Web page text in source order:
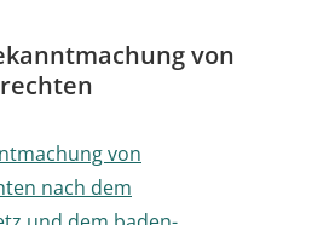
von
von
nach dem